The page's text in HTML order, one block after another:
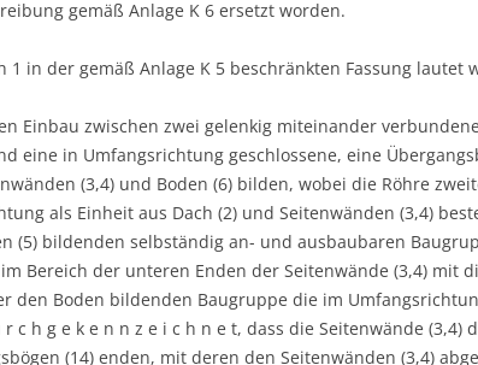
gemäß Anlage K 6 ersetzt worden.
1 in der gemäß Anlage K 5 beschränkten Fassung lautet
Einbau zwischen zwei gelenkig miteinander
eine in Umfangsrichtung geschlossene, eine
(3,4) und Boden (6) bilden, wobei die Röhre
als Einheit aus Dach (2) und Seitenwänden (3,4)
(5) bildenden selbständig an- und ausbaubaren
Bereich der unteren Enden der Seitenwände (3,4) mit
den Boden bildenden Baugruppe die im
c h g e k e n n z e i c h n e t, dass die Seitenwände (3,4)
(14) enden, mit deren den Seitenwänden (3,4)